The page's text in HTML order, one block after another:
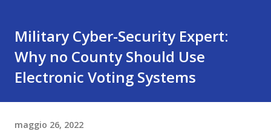
Military Cyber-Security Expert:
Why no County Should Use
Electronic Voting Systems
maggio 26, 2022